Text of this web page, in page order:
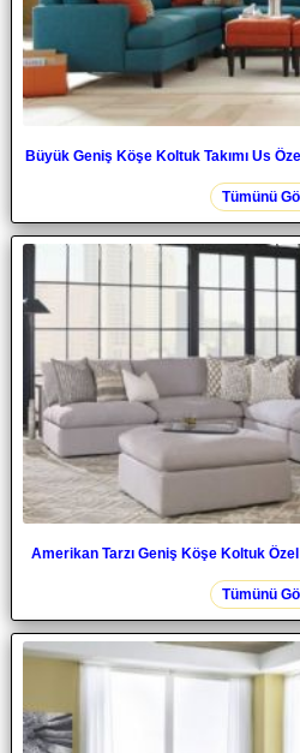
Büyük Geniş Köşe Koltuk Takımı Us
Tümünü
Amerikan Tarzı Geniş Köşe Koltuk
Tümünü